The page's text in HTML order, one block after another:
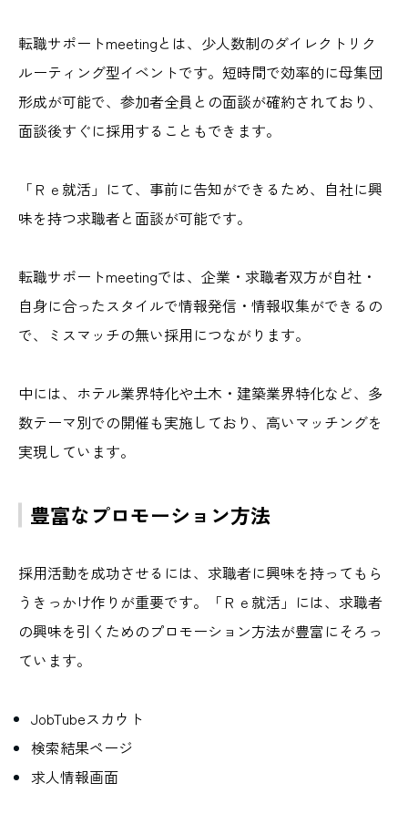
転職サポートmeetingとは、少人数制のダイレクトリク
ルーティング型イベントです。短時間で効率的に母集団
形成が可能で、参加者全員との面談が確約されており、
面談後すぐに採用することもできます。
「Ｒｅ就活」にて、事前に告知ができるため、自社に興
味を持つ求職者と面談が可能です。
転職サポートmeetingでは、企業・求職者双方が自社・
自身に合ったスタイルで情報発信・情報収集ができるの
で、ミスマッチの無い採用につながります。
中には、ホテル業界特化や土木・建築業界特化など、多
数テーマ別での開催も実施しており、高いマッチングを
実現しています。
豊富なプロモーション方法
採用活動を成功させるには、求職者に興味を持ってもら
うきっかけ作りが重要です。「Ｒｅ就活」には、求職者
の興味を引くためのプロモーション方法が豊富にそろっ
ています。
JobTubeスカウト
検索結果ページ
求人情報画面